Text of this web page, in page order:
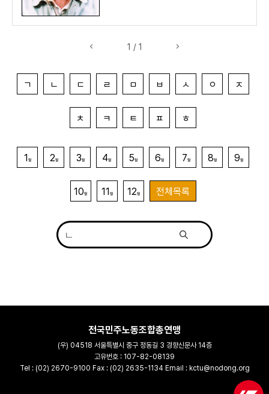
1 / 1
ㄱ ㄴ ㄷ ㄹ ㅁ ㅂ ㅅ ㅇ ㅈ
ㅊ ㅋ ㅌ ㅍ ㅎ
1 월 2월 3월 4월 5월 6월 7월 8월 9월
10월 11 월 12월 전체목록
전국민주노동조합총연맹
(우) 04518 서울특별시 중구 정동길 3 경향신문사 14층
고유번호 : 107-82-08139
Tel : (02) 2670-9100 Fax : (02) 2635-1134 Email : kctu@nodong.org